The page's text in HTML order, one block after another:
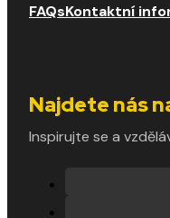
FAQsKontaktní
Najdete nás
Inspirujte se a